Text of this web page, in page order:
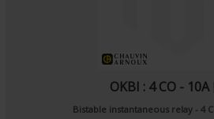
OKBI : 4 CO - 10A
Bistable instantaneous relay - 4